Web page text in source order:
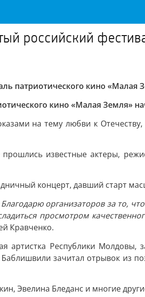
российский
патриотического кино «Малая
кино «Малая Земля»
на тему любви к
известные актеры,
концерт, давший старт
организаторов за то,
просмотром
Кравченко.
Республики Молдовы,
зачитал отрывок из
Эвелина Бледанс и многие